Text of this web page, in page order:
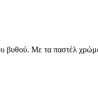
βυθού. Με τα παστέλ